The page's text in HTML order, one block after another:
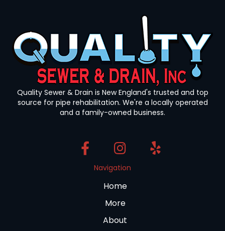
Quality Sewer & Drain is New England's trusted and top
source for pipe rehabilitation. We're a locally operated
and a family-owned business.
Navigation
Home
More
About